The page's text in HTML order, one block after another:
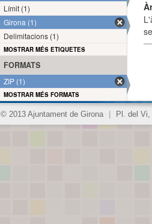
Límit (1)
Girona (1)
Delimitacions (1)
MOSTRAR MÉS ETIQUETES
FORMATS
ZIP (1)
MOSTRAR MÉS FORMATS
© 2013 Ajuntament de Girona Pl. del